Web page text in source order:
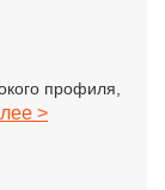
профиля,
>